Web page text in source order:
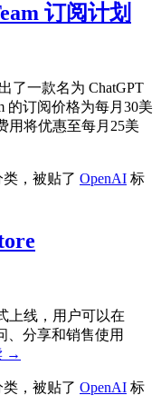
订阅计划
了一款名为 ChatGPT
的订阅价格为每月30美
用将优惠至每月25美
类，被贴了 OpenAI 标
上线，用户可以在
、分享和销售使用
→
类，被贴了 OpenAI 标